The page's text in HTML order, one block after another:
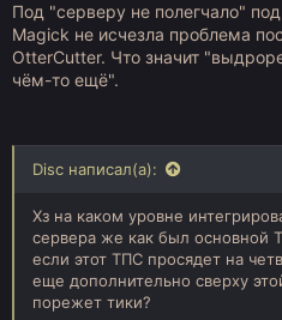
Под "серверу не полегчало"
Magick не исчезла проблема
OtterCutter. Что значит
чём-то ещё".
Disc написал(а):
Хз на каком уровне
сервера же как был основной
если этот ТПС просядет на
еще дополнительно сверху
порежет тики?